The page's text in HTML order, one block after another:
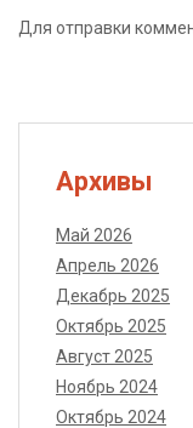
Для отправки
Архивы
Май 2026
Апрель 2026
Декабрь 2025
Октябрь 2025
Август 2025
Ноябрь 2024
Октябрь 2024